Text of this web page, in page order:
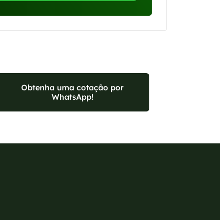
Obtenha uma cotação por
WhatsApp!